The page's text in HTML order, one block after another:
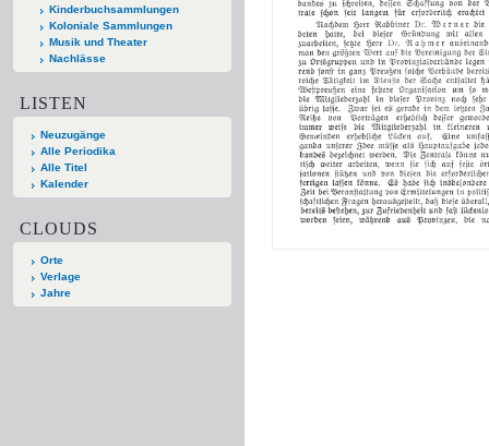
Kinderbuchsammlungen
Koloniale Sammlungen
Musik und Theater
Nachlässe
LISTEN
Neuzugänge
Alle Periodika
Alle Titel
Kalender
CLOUDS
Orte
Verlage
Jahre